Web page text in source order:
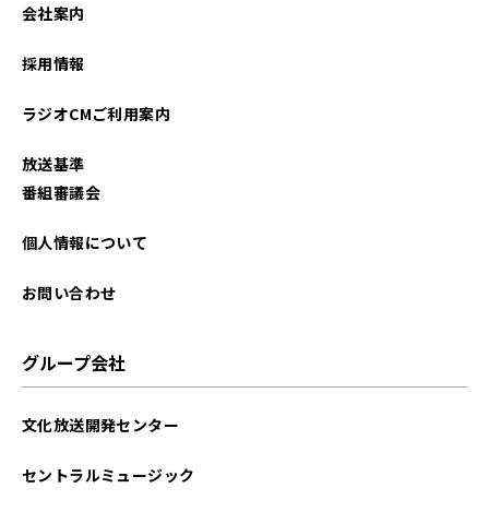
2025年08月
2025年05月
会社案内
採用情報
ラジオCMご利用案内
放送基準
番組審議会
個人情報について
お問い合わせ
グループ会社
文化放送開発センター
セントラルミュージック